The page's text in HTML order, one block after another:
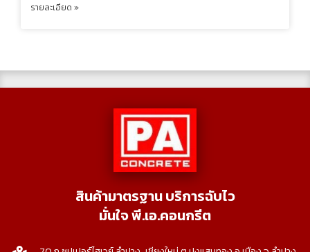
รายละเอียด »
สินค้ามาตรฐาน บริการฉับไว
มั่นใจ พี.เอ.คอนกรีต